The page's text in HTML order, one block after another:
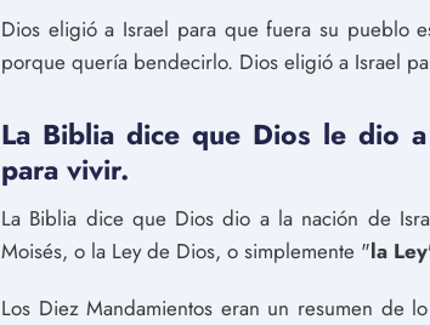
Dios eligió a Israel para que fuera su pueblo
porque quería bendecirlo. Dios eligió a Israel
La Biblia dice que Dios le dio
para vivir.
La Biblia dice que Dios dio a la nación de
Moisés, o la Ley de Dios, o simplemente "la
Los Diez Mandamientos eran un resumen de